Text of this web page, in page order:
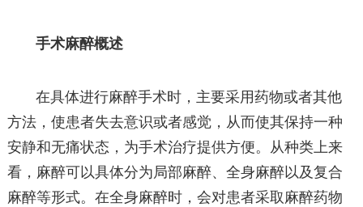
手术麻醉概述
在具体进行麻醉手术时，主要采用药物或者其他
方法，使患者失去意识或者感觉，从而使其保持一种
安静和无痛状态，为手术治疗提供方便。从种类上来
看，麻醉可以具体分为局部麻醉、全身麻醉以及复合
麻醉等形式。在全身麻醉时，会对患者采取麻醉药物